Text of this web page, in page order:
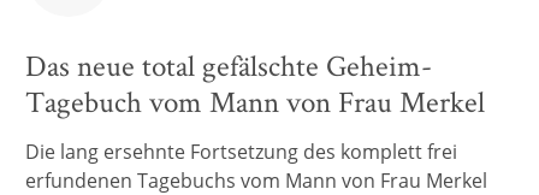
Das neue total gefälschte Geheim-
Tagebuch vom Mann von Frau Merkel
Die lang ersehnte Fortsetzung des komplett frei
erfundenen Tagebuchs vom Mann von Frau Merkel